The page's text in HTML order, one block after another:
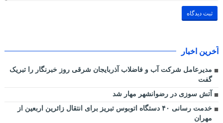
آخرین اخبار
مدیرعامل شرکت آب و فاضلاب آذربایجان شرقی روز خبرنگار را تبریک
گفت
آتش سوزی در رضوانشهر مهار شد
خدمت رسانی ۴۰ دستگاه اتوبوس تبریز برای انتقال زائرین اربعین از
مهران